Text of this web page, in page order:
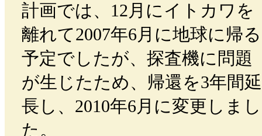
計画では、12月にイトカワを
離れて2007年6月に地球に帰る
予定でしたが、探査機に問題
が生じたため、帰還を3年間延
長し、2010年6月に変更しまし
た。